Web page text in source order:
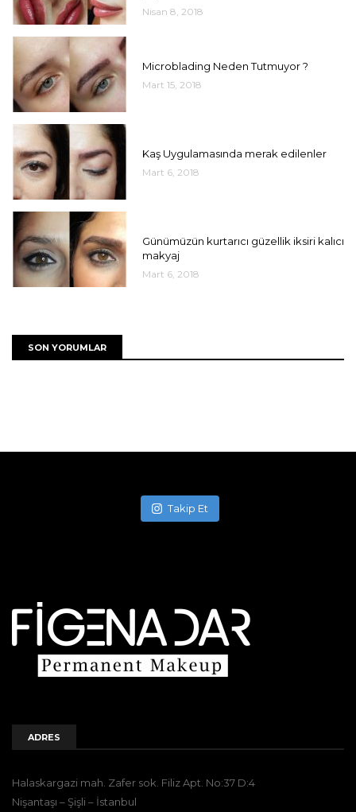
Nisan 8, 2018
Microblading Neden Tutmuyor ?
Mart 15, 2018
Kaş Uygulamasında merak edilenler
Mart 6, 2018
Günümüzün kurtarıcı güzellik iksiri kalıcı
makyaj
Mart 6, 2018
SON YORUMLAR
Takip Et
ADRES
Halaskargazi mah. Zafer sok. Filiz Apt. No:37 D:4
Nişantaşı – Şişli – İstanbul